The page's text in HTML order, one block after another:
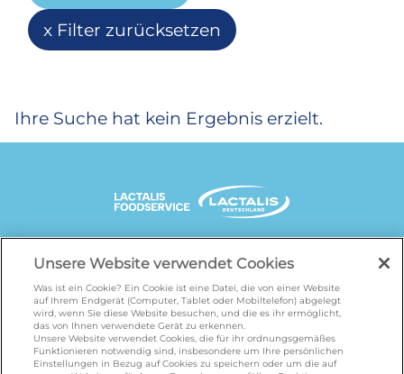
Filter zurücksetzen
Ihre Suche hat kein Ergebnis erzielt.
UNSERE MARKENSEITEN
galbani.de/leerdammer.de/president.de
salakis.de/frankenland.com/
omiramilch.de/minusl.de
Unsere Website verwendet Cookies
Was ist ein Cookie? Ein Cookie ist eine Datei, die von einer Website
auf Ihrem Endgerät (Computer, Tablet oder Mobiltelefon) abgelegt
wird, wenn Sie diese Website besuchen, und die es ihr ermöglicht,
das von Ihnen verwendete Gerät zu erkennen.
Unsere Website verwendet Cookies, die für ihr ordnungsgemäßes
Funktionieren notwendig sind, insbesondere um Ihre persönlichen
Einstellungen in Bezug auf Cookies zu speichern oder um die auf